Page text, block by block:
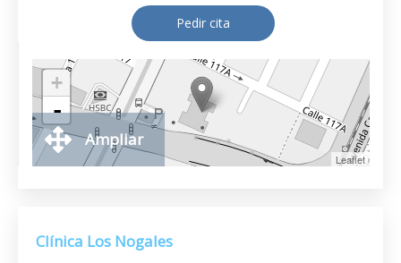
Pedir cita
+
-
Leaflet
Ampliar
Clínica Los Nogales